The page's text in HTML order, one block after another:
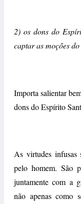
2) os dons do
captar as moções
Importa salientar
dons do Espírito
As virtudes infusas
pelo homem. São
juntamente com a
não apenas como